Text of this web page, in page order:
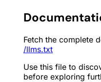
Fetch the complete
/llms.txt
Use this file to
before exploring